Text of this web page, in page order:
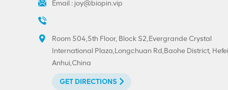
en aluminium-fer
Impression
personnalisée à
extrémité ouverte
Email : joy@biopin.vip
Room 504,5th Floor, Block S2,Evergrande Crystal
International Plaza,Longchuan Rd,Baohe District,
Anhui,China
GET DIRECTIONS